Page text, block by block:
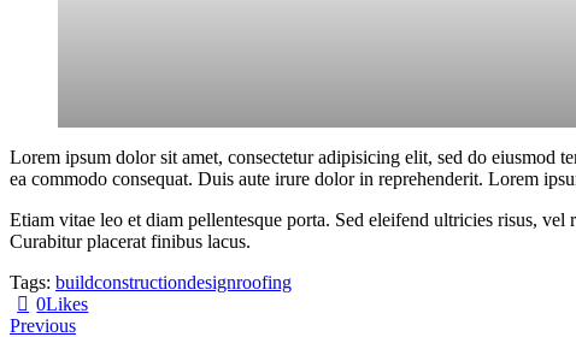
Lorem ipsum dolor sit amet, consectetur adipisicing elit, sed do
ea commodo consequat. Duis aute irure dolor in reprehenderit. Lorem
Etiam vitae leo et diam pellentesque porta. Sed eleifend ultricies risus,
Curabitur placerat finibus lacus.
Tags: buildconstructiondesignroofing
0Likes
Previous